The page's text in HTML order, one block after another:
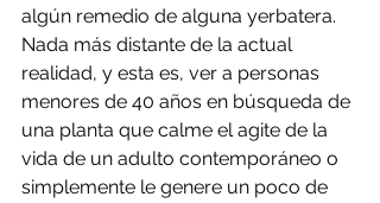
algún remedio de alguna yerbatera.
Nada más distante de la actual
realidad, y esta es, ver a personas
menores de 40 años en búsqueda de
una planta que calme el agite de la
vida de un adulto contemporáneo o
simplemente le genere un poco de